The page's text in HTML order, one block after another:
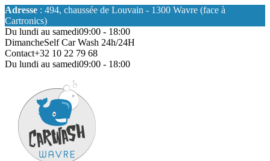
Adresse : 494, chaussée de Louvain - 1300 Wavre (face à
Cartronics)
Du lundi au samedi09:00 - 18:00
DimancheSelf Car Wash 24h/24H
Contact+32 10 22 79 68
Du lundi au samedi09:00 - 18:00